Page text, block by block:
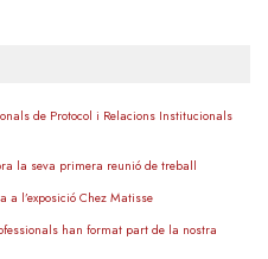
de Protocol i Relacions Institucionals
la seva primera reunió de treball
l’exposició Chez Matisse
han format part de la nostra